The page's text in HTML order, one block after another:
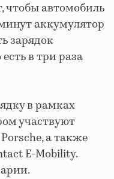
чтобы автомобиль
аккумулятор
зарядок
в три раза
в рамках
участвуют
а также
E-Mobility.